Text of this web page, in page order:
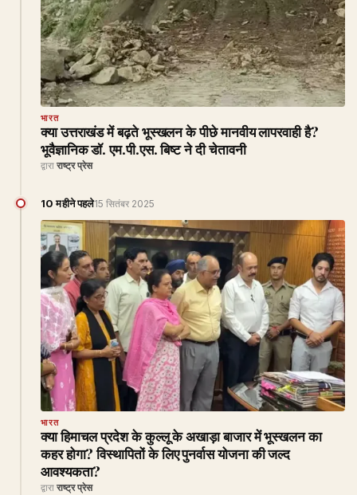
भारत
क्या उत्तराखंड में बढ़ते भूस्खलन के पीछे मानवीय लापरवाही है?
भूवैज्ञानिक डॉ. एम.पी.एस. बिष्ट ने दी चेतावनी
द्वारा राष्ट्र प्रेस
10 महीने पहले15 सितंबर 2025
भारत
क्या हिमाचल प्रदेश के कुल्लू के अखाड़ा बाजार में भूस्खलन का
कहर होगा? विस्थापितों के लिए पुनर्वास योजना की जल्द
आवश्यकता?
द्वारा राष्ट्र प्रेस